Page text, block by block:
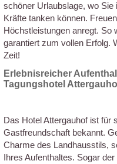
schöner Urlaubslage, wo
Kräfte tanken können.
Höchstleistungen anregt. So
garantiert zum vollen Erfolg.
Zeit!
Erlebnisreicher
Tagungshotel
Das Hotel Attergauhof ist für
Gastfreundschaft bekannt.
Charme des Landhausstils,
Ihres Aufenthaltes. Sogar